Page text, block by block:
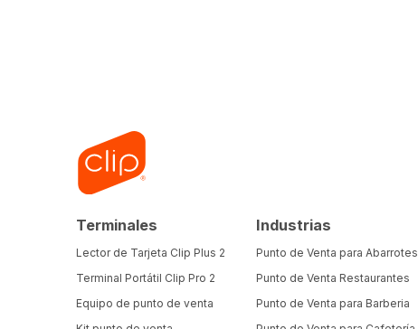
Terminales
Lector de Tarjeta Clip Plus 2
Terminal Portátil Clip Pro 2
Equipo de punto de venta
Industrias
Punto de Venta para Abarrotes
Punto de Venta Restaurantes
Punto de Venta para Barberia